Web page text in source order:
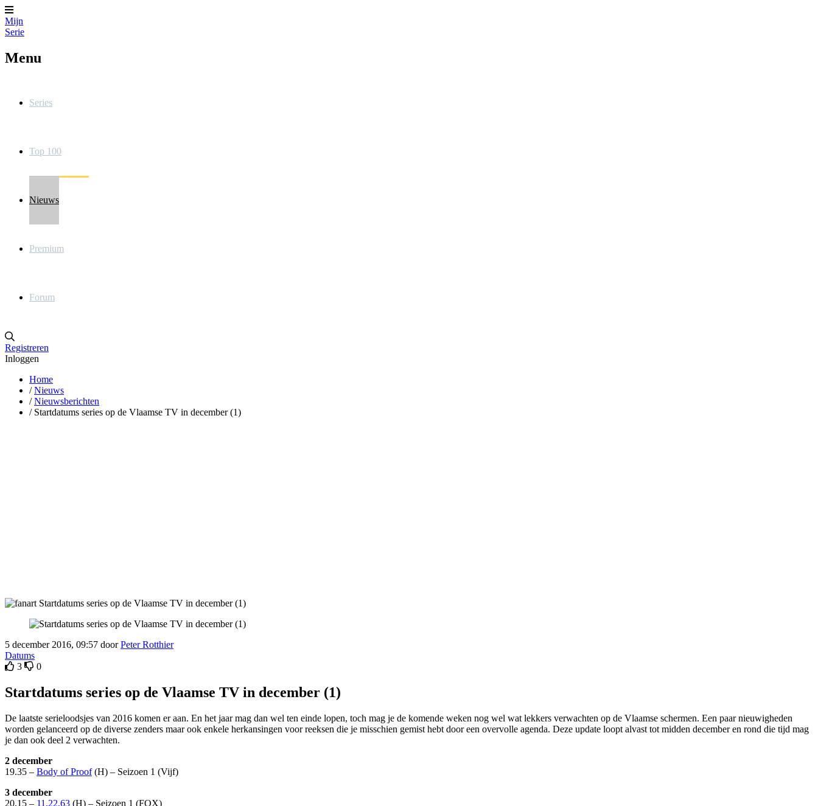
Mijn
Serie
Menu
Series
Top 100
Nieuws
Premium
Forum
Registreren
Inloggen
Home
/ Nieuws
/ Nieuwsberichten
/ Startdatums series op de Vlaamse TV in december (1)
5 december 2016, 09:57 doorPeter Rotthier
Datums
3
0
Startdatums series op de Vlaamse TV in december (1)
De laatste serieloodsjes van 2016 komen er aan. En het jaar mag dan wel ten einde lopen, toch mag je de komende weken nog wel wat lekkers verwachten op de Vlaamse schermen. Een paar nieuwigheden
worden gelanceerd op de diverse zenders maar ook enkele herkansingen voor reeksen die je misschien gemist hebt door een overvolle agenda. Deze update loopt alvast tot midden december en rond die tijd mag
je dan ook deel 2 verwachten.
2 december
19.35 – Body of Proof(H) – Seizoen 1 (Vijf)
3 december
20.15 – 11.22.63 (H) – Seizoen 1 (FOX)